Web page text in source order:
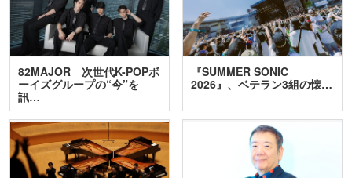
82MAJOR 次世代K-POPボ
ーイズグループの“今”を
訊…
『SUMMER SONIC
2026』、ベテラン3組の懐…